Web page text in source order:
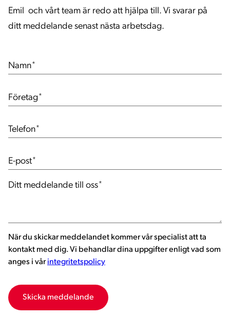
Emil och vårt team är redo att hjälpa till. Vi svarar på
ditt meddelande senast nästa arbetsdag.
Namn*
Företag*
Telefon*
E-post*
Ditt meddelande till oss*
När du skickar meddelandet kommer vår specialist att ta
kontakt med dig. Vi behandlar dina uppgifter enligt vad som
anges i vårintegritetspolicy